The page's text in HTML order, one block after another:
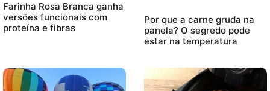
Farinha Rosa Branca ganha
versões funcionais com
proteína e fibras
Por que a carne gruda na
panela? O segredo pode
estar na temperatura